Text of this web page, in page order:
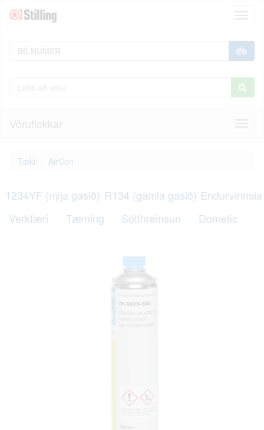
Vöruflokkar
Tæki AirCon
1234YF (nýja gasið) R134 (gamla gasið) Endurvinnsla
Verkfæri
Tæming Sótthreinsun Dometic